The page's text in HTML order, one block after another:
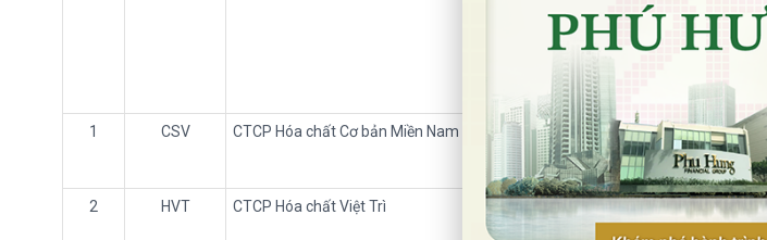
Cũ
1 CSV CTCP Hóa chất Cơ bản Miền Nam 50,180
2 HVT CTCP Hóa chất Việt Trì 118,800